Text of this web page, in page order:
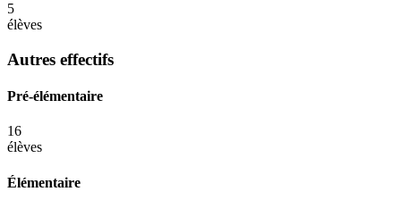
5
élèves
Autres effectifs
Pré-élémentaire
16
élèves
Élémentaire